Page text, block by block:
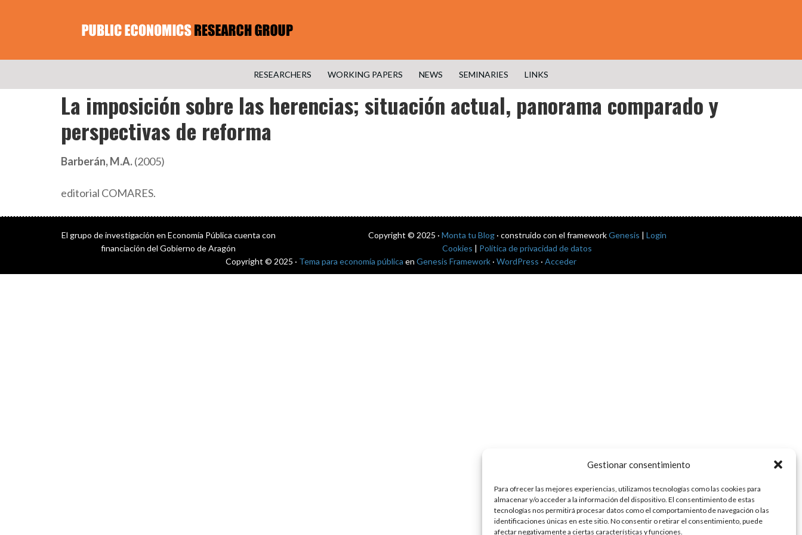
Gestionar consentimiento
Para ofrecer las mejores experiencias, utilizamos tecnologías como las cookies para
almacenar y/o acceder a la información del dispositivo. El consentimiento de estas
tecnologías nos permitirá procesar datos como el comportamiento de navegación o las
identificaciones únicas en este sitio. No consentir o retirar el consentimiento, puede
afectar negativamente a ciertas características y funciones.
RESEARCHERS WORKING PAPERS NEWS SEMINARIES LINKS
La imposición sobre las herencias; situación actual, panorama comparado y
perspectivas de reforma
Barberán, M.A.(2005)
editorial COMARES.
El grupo de investigación en Economía Pública cuenta con
financiación del Gobierno de Aragón
Copyright © 2025 · Monta tu Blog· construido con el frameworkGenesis | Login
Cookies | Política de privacidad de datos
Copyright © 2025 · Tema para economía pública en Genesis Framework · WordPress · Acceder